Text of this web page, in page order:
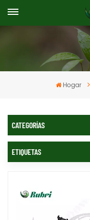
Hogar
CATEGORÍAS
ETIQUETAS